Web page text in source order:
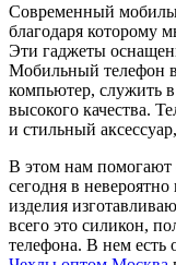
Современный
благодаря которому
Эти гаджеты
Мобильный телефон
компьютер, служить
высокого качества.
и стильный
В этом нам
сегодня в
изделия
всего это силикон,
телефона. В нем есть